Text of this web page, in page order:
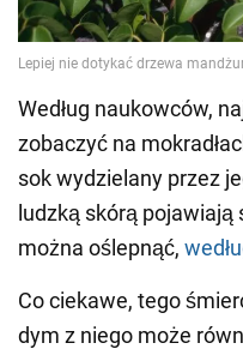
Według naukowców,
zobaczyć na
sok wydzielany przez
ludzką skórą pojawiają
można oślepnąć,
Co ciekawe, tego
dym z niego może